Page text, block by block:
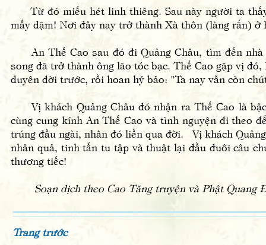
Từ đó miếu hét linh thiêng. Sau này người ta
mấy dặm! Nơi đây nay trở thành Xà thôn (làng rắn) ở
An Thế Cao sau đó đi Quảng Châu, tìm đến
song đã trở thành ông lão tóc bạc. Thế Cao gặp vị
duyên đời trước, rồi hoan hỷ bảo: "Ta nay vẫn còn
Vị khách Quảng Châu đó nhận ra Thế Cao là
cùng cung kính An Thế Cao và tình nguyện đi theo
trúng đầu ngài, nhân đó liền qua đời. Vị khách
nhân quả, tinh tấn tu tập và thuật lại đầu đuôi câu
thương tiếc!
Soạn dịch theo Cao Tăng truyện và Phật
Trang trước